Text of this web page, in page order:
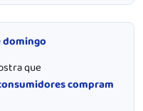
domingo
que
compram